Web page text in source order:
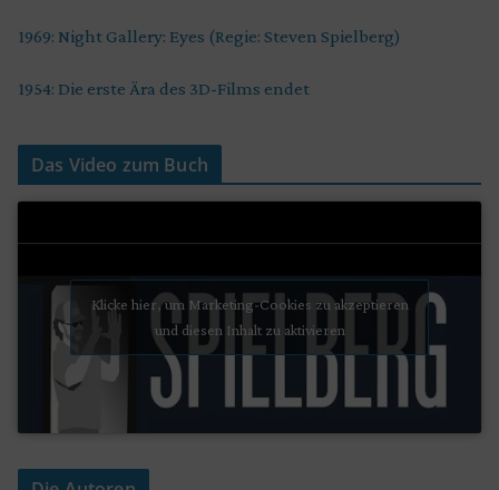
1969: Night Gallery: Eyes (Regie: Steven Spielberg)
1954: Die erste Ära des 3D-Films endet
Das Video zum Buch
Klicke hier, um Marketing-Cookies zu akzeptieren
und diesen Inhalt zu aktivieren